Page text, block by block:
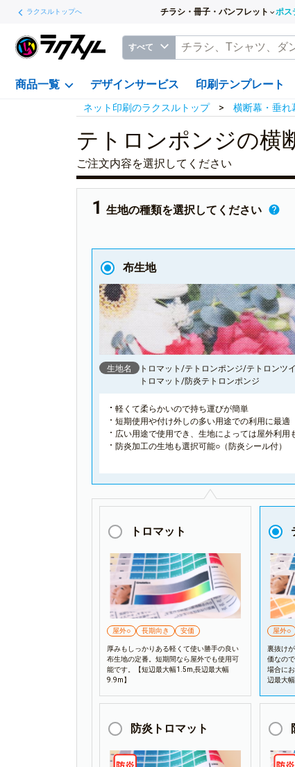
ラクスルトップへ チラシ・冊子・パンフレット ポス
すべて
商品一覧 デザインサービス 印刷テンプレート
ネット印刷のラクスルトップ 横断幕・垂れ
テトロンポンジの横
ご注文内容を選択してください
生地の種類を選択してください
布生地
生地名
トロマット/テトロンポンジ/テトロンツ
トロマット/防炎テトロンポンジ
軽くて柔らかいので持ち運びが簡単
短期使用や付け外しの多い用途での利用に最適
広い用途で使用でき、生地によっては屋外利用
防炎加工の生地も選択可能○（防炎シール付）
トロマット
屋外○ 長期向き 安価
厚みもしっかりある軽くて使い勝手の良い
布生地の定番。短期間なら屋外でも使用可
能です。【短辺最大幅1.5m,長辺最大幅
9.9m】
屋外○
裏抜け
価なの
場合に
辺最大幅
防炎トロマット